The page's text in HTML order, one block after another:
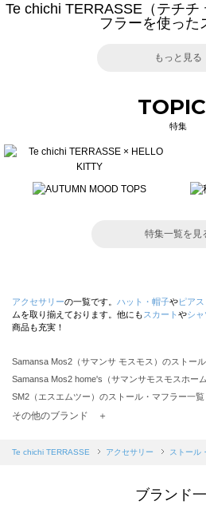
Te chichi TERRASSE（テチ
フラーを使った
もっと見る
特集
特集一覧を見
アクセサリーの一覧です。 ハット・帽子やピア
ムを取り揃えております。他にも スカート やシ
商品も充実！
Samansa Mos2（サマンサ モスモス）のストー
Samansa Mos2 home's（サマンサモスモスホー
SM2（エスエムツー）のストール・マフラー一覧
Samansa Mos2 blue（サマンサモスモス ブルー
sō4ū（ソウフォーユー）のストール・マフラー
その他のブランド ＋
Te chichi TERRASSE アクセサリー ストール
ブランド